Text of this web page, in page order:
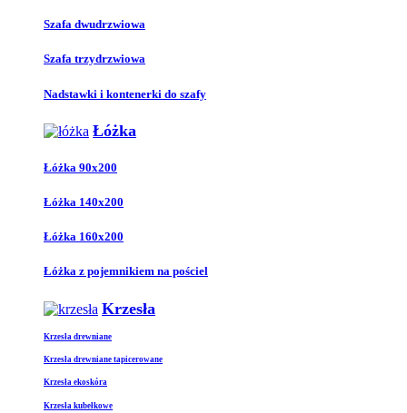
Szafa dwudrzwiowa
Szafa trzydrzwiowa
Nadstawki i kontenerki do szafy
Łóżka
Łóżka 90x200
Łóżka 140x200
Łóżka 160x200
Łóżka z pojemnikiem na pościel
Krzesła
Krzesła drewniane
Krzesła drewniane tapicerowane
Krzesła ekoskóra
Krzesła kubełkowe